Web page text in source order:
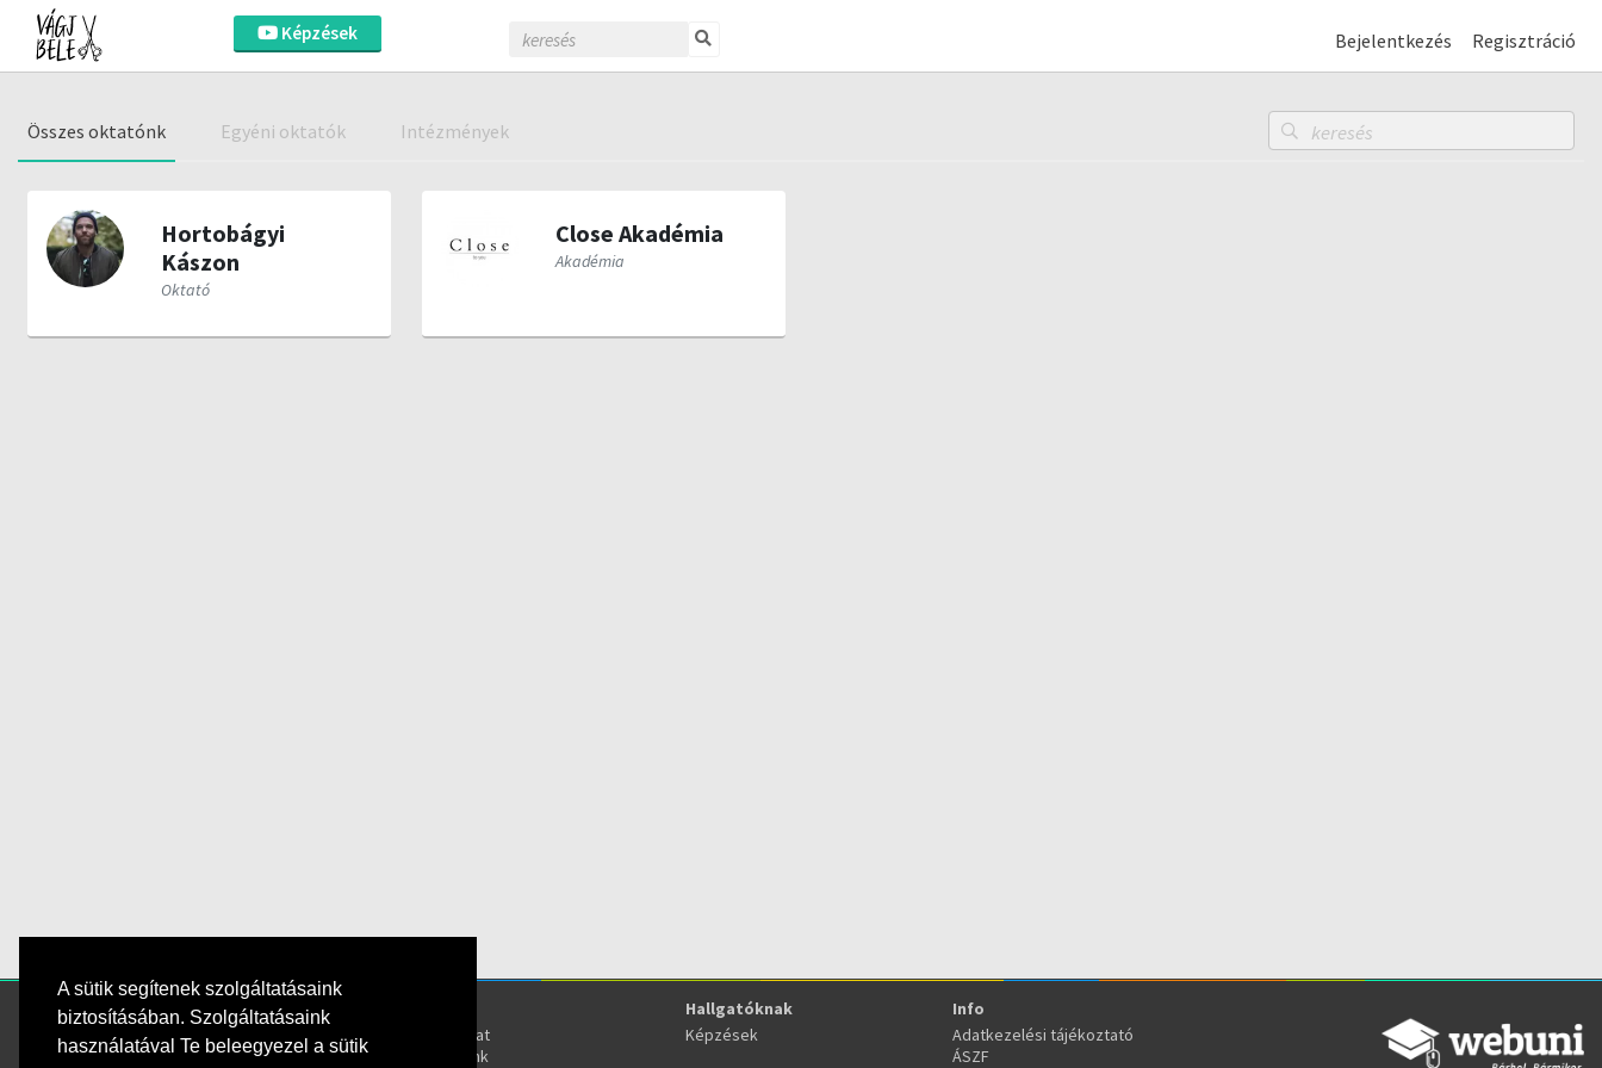
A sütik segítenek szolgáltatásaink
biztosításában. Szolgáltatásaink
használatával Te beleegyezel a sütik
Képzések Bejelentkezés Regisztráció
Összes oktatónk Egyéni oktatók Intézmények
Hortobágyi
Kászon
Oktató
Close Akadémia
Akadémia
Kövess bennünket!
Kapcsolat
Oktatóink
Hallgatóknak
Képzések
Info
Adatkezelési tájékoztató
ÁSZF